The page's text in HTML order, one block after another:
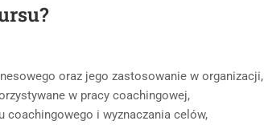
oraz jego zastosowanie w organizacji,
w pracy coachingowej,
coachingowego i wyznaczania celów,